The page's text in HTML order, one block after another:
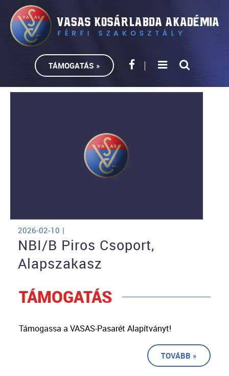
TÁMOGATÁS »
2026-02-10 |
NBI/B Piros Csoport,
Alapszakasz
TÁMOGATÁS
Támogassa a VASAS-Pasarét Alapítványt!
TOVÁBB »